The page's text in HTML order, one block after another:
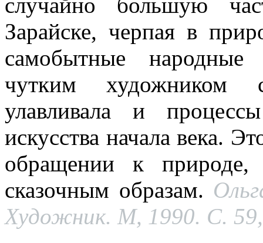
Зарайске, черпая в
самобытные народные
чутким художником
улавливала и
искусства начала века.
обращении к
сказочным образам.
Художник. М, 1990. С.